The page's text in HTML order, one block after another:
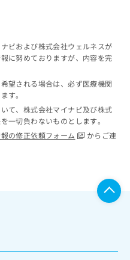
ビおよび株式会社ウェルネスが
に努めておりますが、内容を完
望される場合は、必ず医療機関
す。
て、株式会社マイナビ及び株式
一切負わないものとします。
の修正依頼フォーム
からご連